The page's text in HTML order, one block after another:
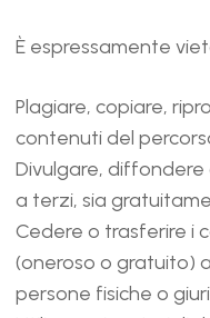
È espressamente
Plagiare, copiare,
contenuti del
Divulgare, diffondere
a terzi, sia
Cedere o trasferire i
(oneroso o gratuito)
persone fisiche o